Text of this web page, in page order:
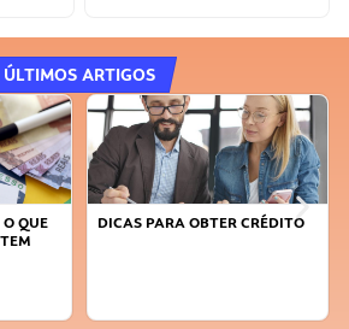
ÚLTIMOS ARTIGOS
QUE
DICAS PARA OBTER CRÉDITO